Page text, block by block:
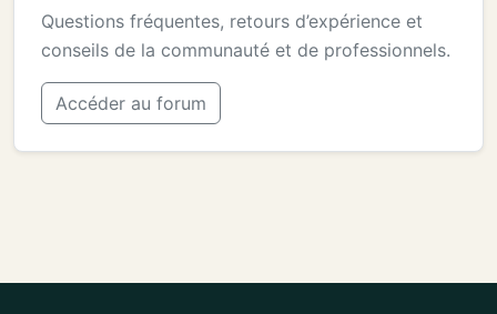
Questions fréquentes, retours d’expérience et
conseils de la communauté et de professionnels.
Accéder au forum